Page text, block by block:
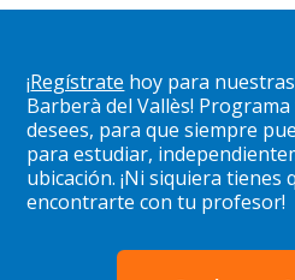
¡Regístrate hoy para
Barberà del Vallès!
desees, para que siempre
para estudiar,
ubicación. ¡Ni siquiera tienes
encontrarte con tu profesor!